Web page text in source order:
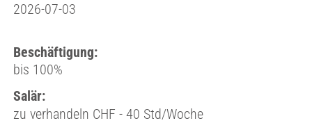
2026-07-03
Beschäftigung:
bis 100%
Salär:
zu verhandeln CHF - 40 Std/Woche